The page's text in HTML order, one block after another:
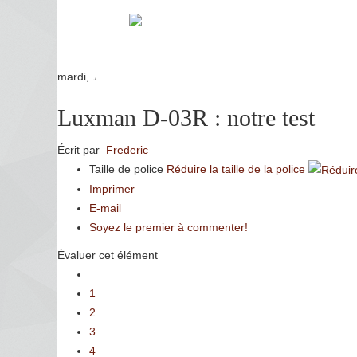
mardi, 13 janvier 2026 10:36
Luxman D-03R : notre test
Écrit par Frederic
Taille de police Réduire la taille de la police
Imprimer
E-mail
Soyez le premier à commenter!
Évaluer cet élément
1
2
3
4